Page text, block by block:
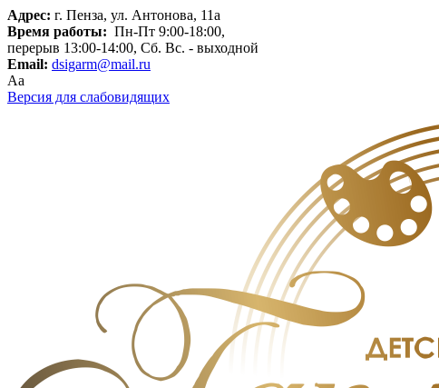
Адрес: г. Пенза, ул. Антонова, 11а
Время работы: Пн-Пт 9:00-18:00,
перерыв 13:00-14:00, Сб. Вс. - выходной
Email: dsigarm@mail.ru
Aa
Версия для слабовидящих